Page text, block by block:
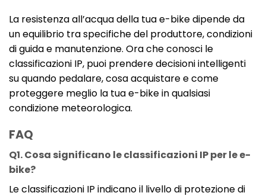
La resistenza all’acqua della tua e-bike dipende da
un equilibrio tra specifiche del produttore, condizioni
di guida e manutenzione. Ora che conosci le
classificazioni IP, puoi prendere decisioni intelligenti
su quando pedalare, cosa acquistare e come
proteggere meglio la tua e-bike in qualsiasi
condizione meteorologica.
FAQ
Q1. Cosa significano le classificazioni IP per le e-
bike?
Le classificazioni IP indicano il livello di protezione di